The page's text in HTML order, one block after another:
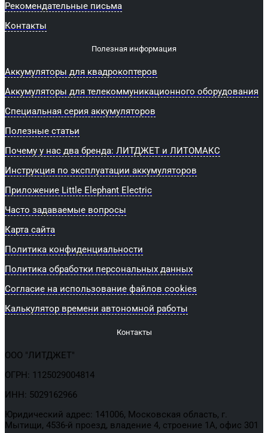
Рекомендательные письма
Контакты
Полезная информация
Аккумуляторы для квадрокоптеров
Аккумуляторы для телекоммуникационного оборудования
Специальная серия аккумуляторов
Полезные статьи
Почему у нас два бренда: ЛИТДЖЕТ и ЛИТОМАКС
Инструкция по эксплуатации аккумуляторов
Приложение Little Elephant Electric
Часто задаваемые вопросы
Карта сайта
Политика конфиденциальности
Политика обработки персональных данных
Согласие на использование файлов cookies
Калькулятор времени автономной работы
Контакты
ООО "ЛИТДЖЕТ"
ОГРН: 1125029004814
ИНН: 5029162966
Юридический адрес: 141006, Московская область, г.
Мытищи, 4536-й проезд, владение 4, строение 1А, офис 301